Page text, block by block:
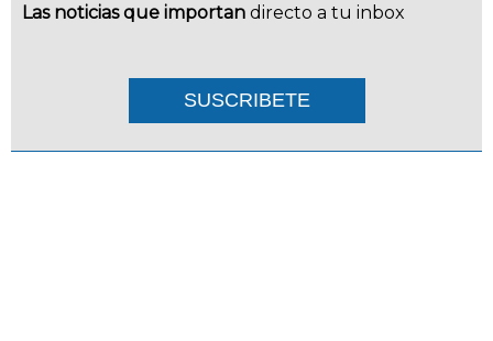
Las noticias que importan directo a tu inbox
SUSCRIBETE